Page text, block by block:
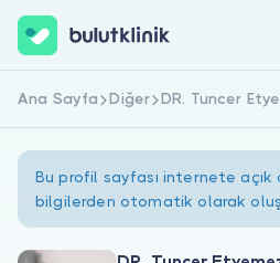
Hemen Kaydol
Ana Sayfa Diğer DR. Tuncer
Bu profil sayfası internete açık
bilgilerden otomatik olarak